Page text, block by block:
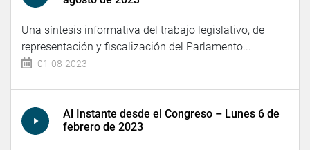
Una síntesis informativa del trabajo legislativo, de
representación y fiscalización del Parlamento...
01-08-2023
Al Instante desde el Congreso – Lunes 6 de
febrero de 2023